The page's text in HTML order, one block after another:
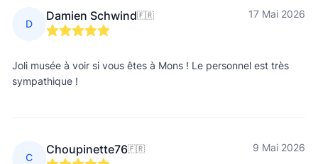
D
Damien Schwind🇫🇷 17 Mai 2026
Joli musée à voir si vous êtes à Mons ! Le personnel est très
sympathique !
C
Choupinette76🇫🇷 9 Mai 2026